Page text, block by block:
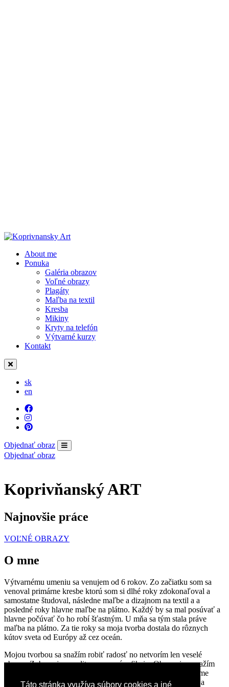
Táto stránka využíva súbory cookies a iné
About me
Ponuka
Galéria obrazov
Voľné obrazy
Plagáty
Maľba na textil
Kresba
Mikiny
Kryty na telefón
Výtvarné kurzy
Kontakt
sk
en
Objednať obraz
Objednať obraz
Koprivňanský ART
Najnovšie práce
VOĽNÉ OBRAZY
O mne
Výtvarnému umeniu sa venujem od 6 rokov. Zo začiatku som sa
venoval primárne kresbe ktorú som si dlhé roky zdokonaľoval a
samostatne študoval, následne maľbe a dizajnom na textil a a
posledné roky hlavne maľbe na plátno. Každý by sa mal posúvať a
hlavne počúvať čo ho robí šťastným. U mňa sa tým stala práve
maľba na plátno. Za tie roky sa moja tvorba dostala do rôznych
kútov sveta od Európy až cez oceán.
Mojou tvorbou sa snažím robiť radosť no netvorím len veselé
obrazy. Zobrazujem realitu upravenú o fikciu. Obrazmi sa snažím
tešiť klientov ktorí si chcú zavesiť zaujímavý doplnok vo forme
Line artu aleboabstraktu. Zároveň však zachytávam dobu a